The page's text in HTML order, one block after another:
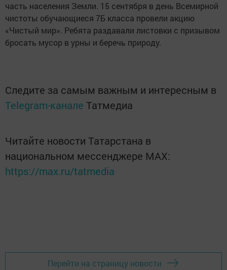
часть населения Земли. 15 сентября в день Всемирной
чистоты обучающиеся 7Б класса провели акцию
«Чистый мир». Ребята раздавали листовки с призывом
бросать мусор в урны и беречь природу.
Следите за самым важным и интересным в
Telegram-канале Татмедиа
Читайте новости Татарстана в
национальном мессенджере MАХ:
https://max.ru/tatmedia
Перейти на страницу новости